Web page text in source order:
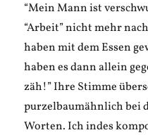
“Mein Mann ist
“Arbeit” nicht mehr
haben mit dem Essen
haben es dann allein
zäh!” Ihre Stimme
purzelbaumähnlich bei
Worten. Ich indes